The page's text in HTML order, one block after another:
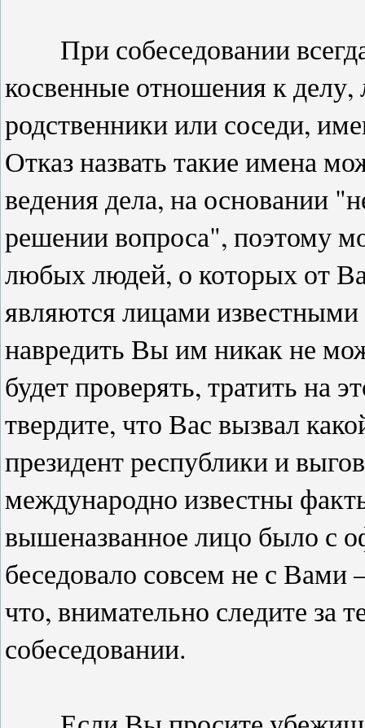
При собеседовании
косвенные отношения к делу,
родственники или соседи,
Отказ назвать такие имена
ведения дела, на основании
решении вопроса", поэтому
любых людей, о которых от
являются лицами известными
навредить Вы им никак не
будет проверять, тратить на
твердите, что Вас вызвал
президент республики и
международно известны
вышеназванное лицо было с
беседовало совсем не с Вами
что, внимательно следите за
собеседовании.